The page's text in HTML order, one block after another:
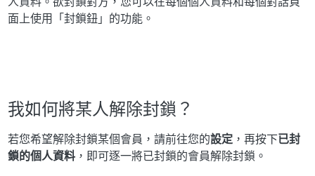
面上使用「封鎖鈕」的功能。
我如何將某人解除封鎖？
若您希望解除封鎖某個會員，請前往您的設定 ，再按下已封
鎖的個人資料 ，即可逐一將已封鎖的會員解除封鎖。